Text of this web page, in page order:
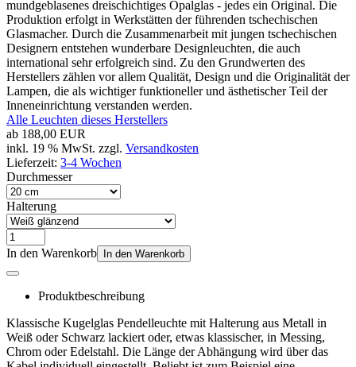
mundgeblasenes dreischichtiges Opalglas - jedes ein Original. Die
Produktion erfolgt in Werkstätten der führenden tschechischen
Glasmacher. Durch die Zusammenarbeit mit jungen tschechischen
Designern entstehen wunderbare Designleuchten, die auch
international sehr erfolgreich sind. Zu den Grundwerten des
Herstellers zählen vor allem Qualität, Design und die Originalität der
Lampen, die als wichtiger funktioneller und ästhetischer Teil der
Inneneinrichtung verstanden werden.
Alle Leuchten dieses Herstellers
ab 188,00 EUR
inkl. 19 % MwSt. zzgl. Versandkosten
Lieferzeit: 3-4 Wochen
Durchmesser
Halterung
In den Warenkorb In den Warenkorb
Produktbeschreibung
Klassische Kugelglas Pendelleuchte mit Halterung aus Metall in
Weiß oder Schwarz lackiert oder, etwas klassischer, in Messing,
Chrom oder Edelstahl. Die Länge der Abhängung wird über das